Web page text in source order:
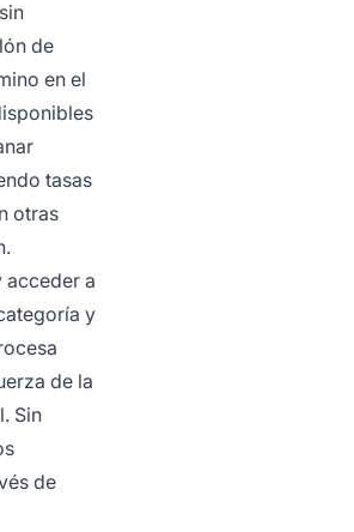
de
en el
tasas
otras
acceder a
y
de la
Sin
de